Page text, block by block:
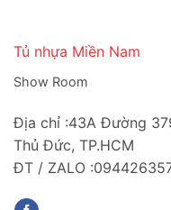
Tủ nhựa Miền Nam
Show Room
Địa chỉ :43A Đường
Thủ Đức, TP.HCM
ĐT / ZALO